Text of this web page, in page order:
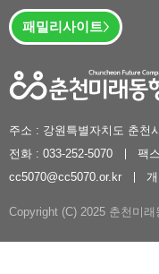
패밀리사이트
주소 : 강원특별자치도 춘천
전화 : 033-252-5070
팩
cc5070@cc5070.or.kr
Copyright (C) 2025 춘천미